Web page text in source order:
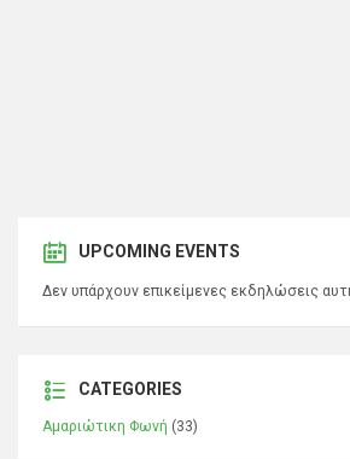
UPCOMING EVENTS
Δεν υπάρχουν επικείμενες εκδηλώσεις
CATEGORIES
Αμαριώτικη Φωνή (33)